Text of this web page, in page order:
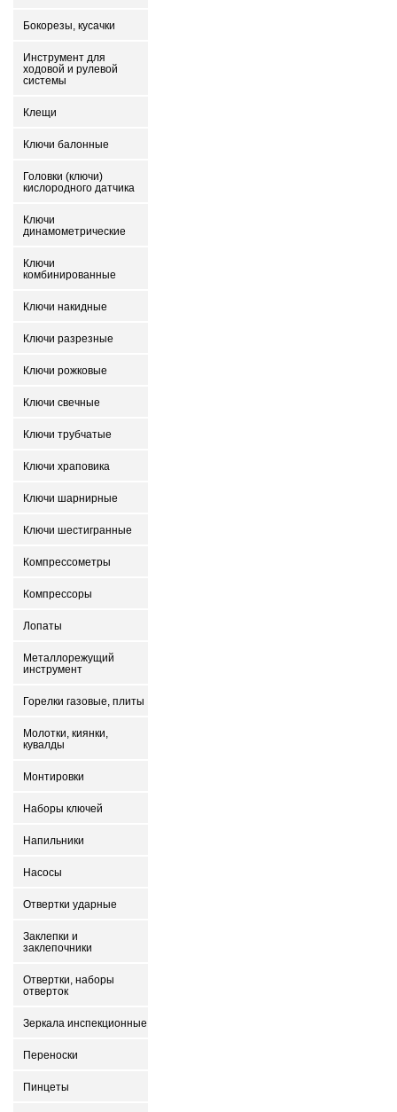
Бокорезы, кусачки
Инструмент для
ходовой и рулевой
системы
Клещи
Ключи балонные
Головки (ключи)
кислородного датчика
Ключи
динамометрические
Ключи
комбинированные
Ключи накидные
Ключи разрезные
Ключи рожковые
Ключи свечные
Ключи трубчатые
Ключи храповика
Ключи шарнирные
Ключи шестигранные
Компрессометры
Компрессоры
Лопаты
Металлорежущий
инструмент
Горелки газовые, плиты
Молотки, киянки,
кувалды
Монтировки
Наборы ключей
Напильники
Насосы
Отвертки ударные
Заклепки и
заклепочники
Отвертки, наборы
отверток
Зеркала инспекционные
Переноски
Пинцеты